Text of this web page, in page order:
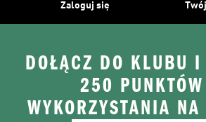
Zaloguj się
DOŁĄCZ DO KLUBU
250
WYKORZYSTANIA NA